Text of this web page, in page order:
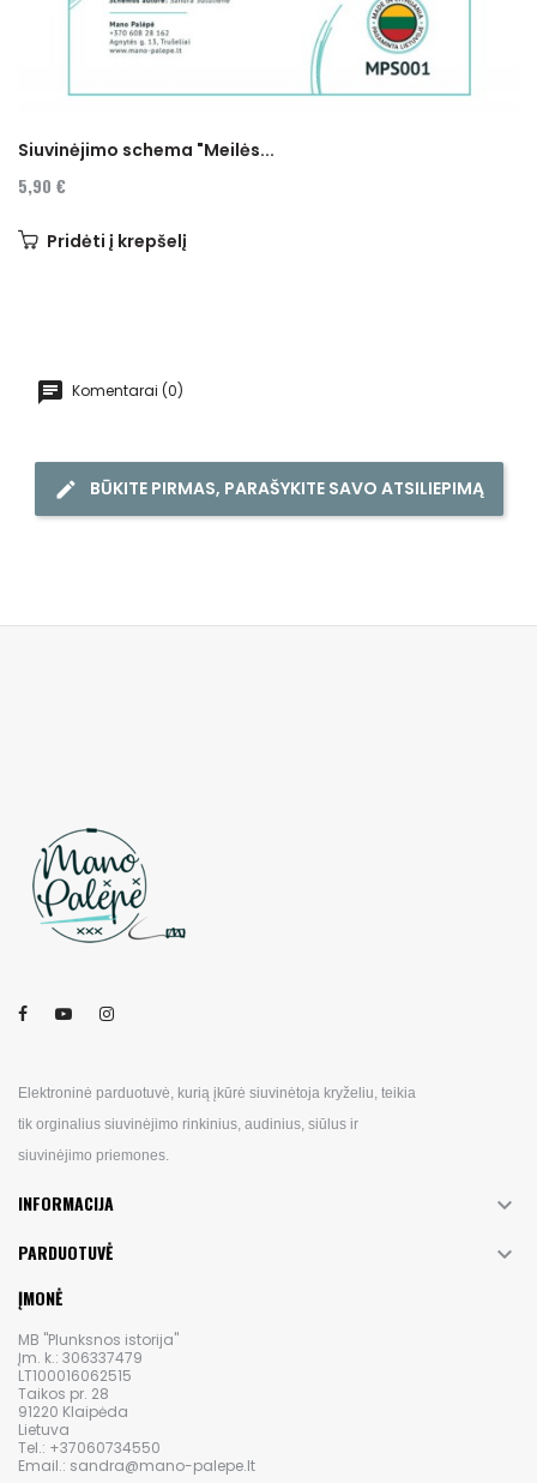
Siuvinėjimo schema "Meilės...
5,90 €
Pridėti į krepšelį
Komentarai (0)
BŪKITE PIRMAS, PARAŠYKITE SAVO ATSILIEPIMĄ
Elektroninė parduotuvė, kurią įkūrė siuvinėtoja kryželiu, teikia
tik orginalius siuvinėjimo rinkinius, audinius, siūlus ir
siuvinėjimo priemones.
INFORMACIJA 
PARDUOTUVĖ 
ĮMONĖ
MB "Plunksnos istorija"
Įm. k.: 306337479
LT100016062515
Taikos pr. 28
91220 Klaipėda
Lietuva
Tel.: +37060734550
Email.: sandra@mano-palepe.lt